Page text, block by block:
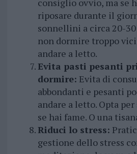
consiglio ovvio, ma se
riposare durante il
sonnellini a circa 20-
non dormire troppo
andare a letto.
Evita pasti pesanti
dormire: Evita di
abbondanti e pesanti
andare a letto. Opta
se hai fame. O una
Riduci lo stress:
gestione dello stress